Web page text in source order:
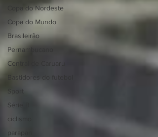
Copa do Nordeste
Copa do Mundo
Brasileirão
Pernambucano
Central de Caruaru
Bastidores do futebol
Sport
Série B
ciclismo
parapan